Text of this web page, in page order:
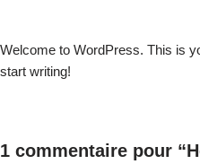
Welcome to WordPress. This is
start writing!
1 commentaire pour